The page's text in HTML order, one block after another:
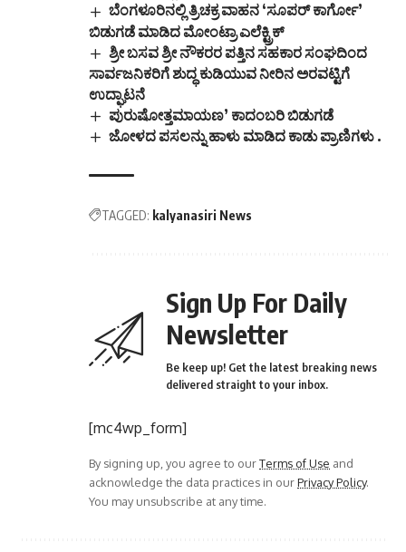
ಬೆಂಗಳೂರಿನಲ್ಲಿ ತ್ರಿಚಕ್ರ ವಾಹನ ‘ಸೂಪರ್ ಕಾರ್ಗೋ’
ಬಿಡುಗಡೆ ಮಾಡಿದ ಮೋಂಟ್ರಾ ಎಲೆಕ್ಟ್ರಿಕ್
ಶ್ರೀ ಬಸವ ಶ್ರೀ ನೌಕರರ ಪತ್ತಿನ ಸಹಕಾರ ಸಂಘದಿಂದ
ಸಾರ್ವಜನಿಕರಿಗೆ ಶುದ್ಧ ಕುಡಿಯುವ ನೀರಿನ ಅರವಟ್ಟಿಗೆ
ಉದ್ಘಾಟನೆ
ಪುರುಷೋತ್ತಮಾಯಣ’ ಕಾದಂಬರಿ ಬಿಡುಗಡೆ
ಜೋಳದ ಪಸಲನ್ನು ಹಾಳು ಮಾಡಿದ ಕಾಡು ಪ್ರಾಣಿಗಳು .
TAGGED: kalyanasiri News
Sign Up For Daily
Newsletter
Be keep up! Get the latest breaking news
delivered straight to your inbox.
[mc4wp_form]
By signing up, you agree to ourTerms of Use and
acknowledge the data practices in ourPrivacy Policy.
You may unsubscribe at any time.